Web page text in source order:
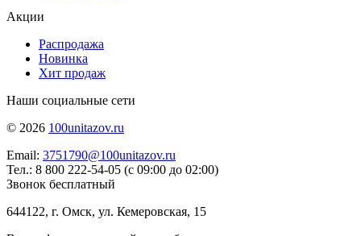
Акции
Распродажа
Новинка
Хит продаж
Наши социальные сети
© 2026 100unitazov.ru
Email: 3751790@100unitazov.ru
Тел.: 8 800 222-54-05 (с 09:00 до 02:00)
Звонок бесплатный
644122, г. Омск, ул. Кемеровская, 15